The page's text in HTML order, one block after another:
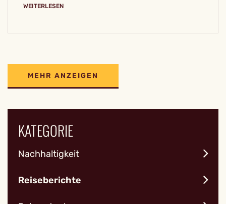
WEITERLESEN
MEHR ANZEIGEN
KATEGORIE
Nachhaltigkeit
Reiseberichte